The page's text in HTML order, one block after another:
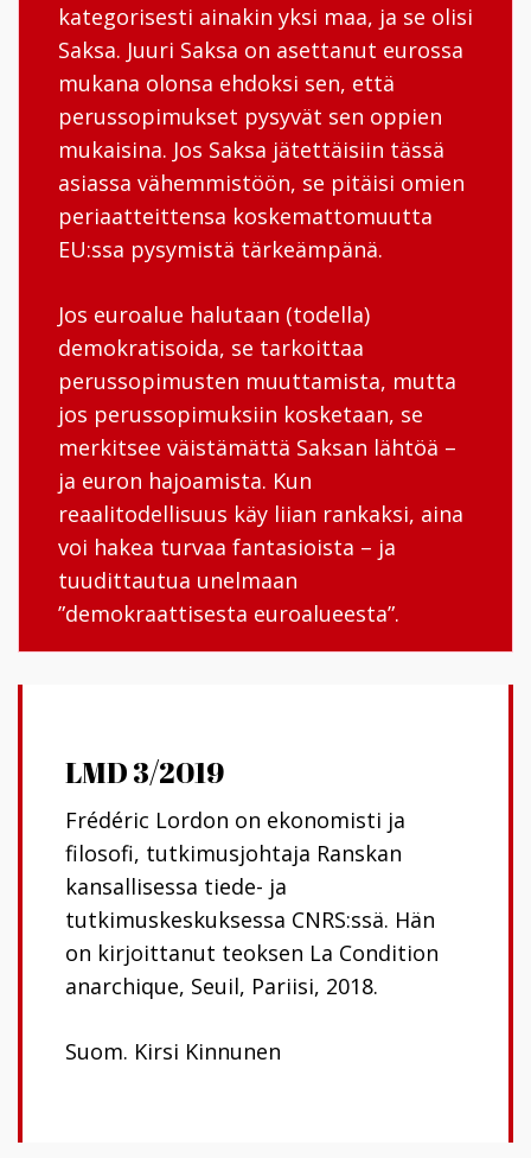
kategorisesti ainakin yksi maa, ja se olisi
Saksa. Juuri Saksa on asettanut eurossa
mukana olonsa ehdoksi sen, että
perussopimukset pysyvät sen oppien
mukaisina. Jos Saksa jätettäisiin tässä
asiassa vähemmistöön, se pitäisi omien
periaatteittensa koskemattomuutta
EU:ssa pysymistä tärkeämpänä.
Jos euroalue halutaan (todella)
demokratisoida, se tarkoittaa
perussopimusten muuttamista, mutta
jos perussopimuksiin kosketaan, se
merkitsee väistämättä Saksan lähtöä –
ja euron hajoamista. Kun
reaalitodellisuus käy liian rankaksi, aina
voi hakea turvaa fantasioista – ja
tuudittautua unelmaan
”demokraattisesta euroalueesta”.
LMD 3/2019
Frédéric Lordon on ekonomisti ja
filosofi, tutkimusjohtaja Ranskan
kansallisessa tiede- ja
tutkimuskeskuksessa CNRS:ssä. Hän
on kirjoittanut teoksen La Condition
anarchique, Seuil, Pariisi, 2018.
Suom. Kirsi Kinnunen